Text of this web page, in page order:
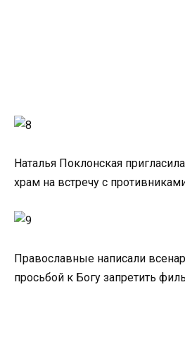
Наталья Поклонская
храм на встречу с
Православные написали
просьбой к Богу запретить